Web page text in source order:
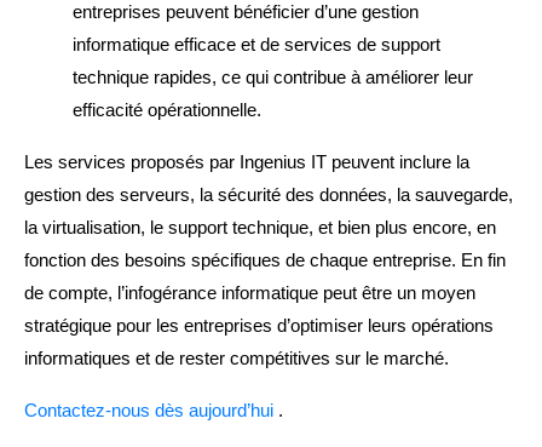
entreprises peuvent bénéficier d’une gestion
informatique efficace et de services de support
technique rapides, ce qui contribue à améliorer leur
efficacité opérationnelle.
Les services proposés par Ingenius IT peuvent inclure la
gestion des serveurs, la sécurité des données, la sauvegarde,
la virtualisation, le support technique, et bien plus encore, en
fonction des besoins spécifiques de chaque entreprise. En fin
de compte, l’infogérance informatique peut être un moyen
stratégique pour les entreprises d’optimiser leurs opérations
informatiques et de rester compétitives sur le marché.
Contactez-nous dès aujourd’hui .